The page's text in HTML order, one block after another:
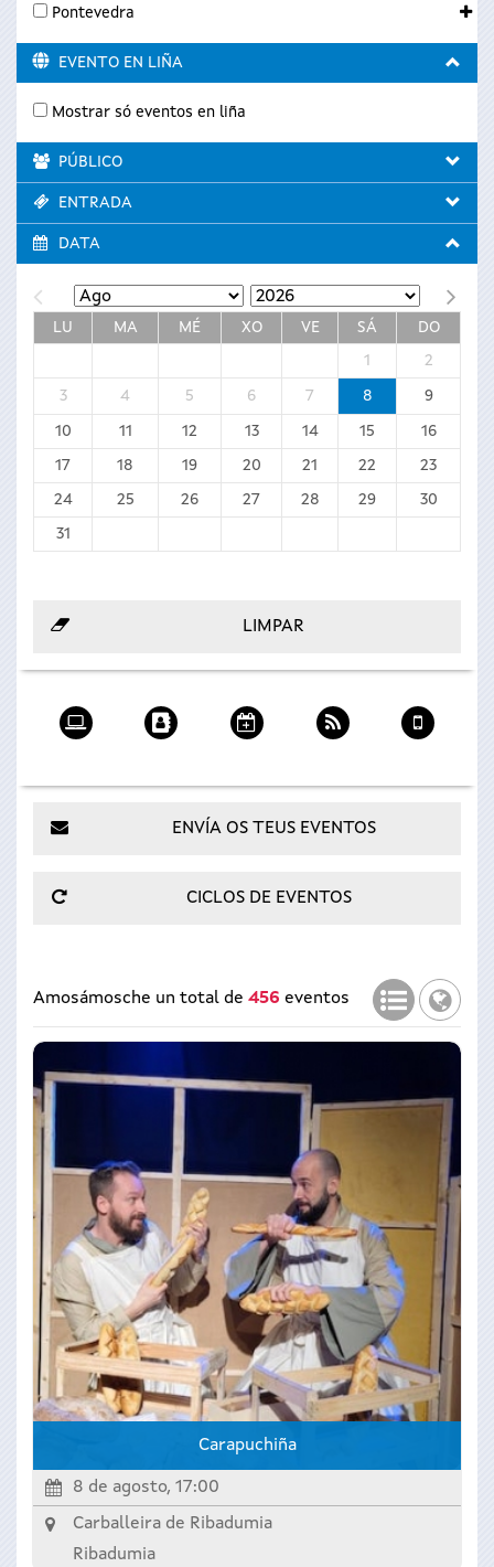
Pontevedra
EVENTO EN LIÑA
Mostrar só eventos en liña
PÚBLICO
ENTRADA
DATA
LU MA MÉ XO VE SÁ DO
1 2
3 4 5 6 7 8 9
10 11 12 13 14 15 16
17 18 19 20 21 22 23
24 25 26 27 28 29 30
31
web
móbil
Lista Mapa
Amosámosche un total de 456 eventos
Carapuchiña
8 de agosto, 17:00
Carballeira de Ribadumia
Ribadumia